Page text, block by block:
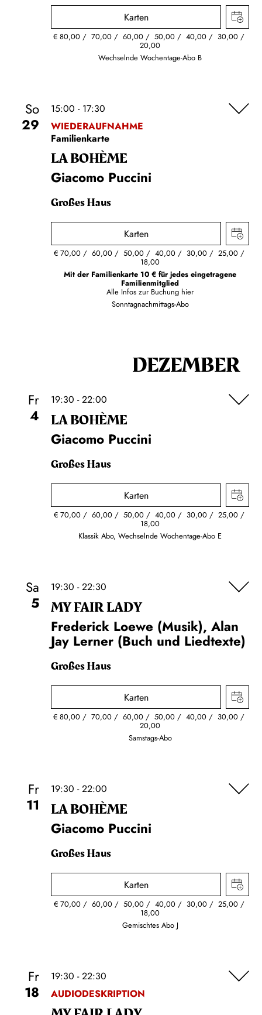
Karten
€80,00 70,00 60,00 50,00 40,00 30,00
20,00
Wechselnde Wochentage-Abo B
So
29
15:00 - 17:30
WIEDERAUFNAHME
Familienkarte
LA BOHÈME
Giacomo Puccini
Großes Haus
Karten
€ 70,00 60,00 50,00 40,00 30,00 25,00
18,00
Mit der Familienkarte 10 € für jedes eingetragene
Familienmitglied
Alle Infos zur Buchung hier
Sonntagnachmittags-Abo
DEZEMBER
Fr
4
19:30 - 22:00
LA BOHÈME
Giacomo Puccini
Großes Haus
Karten
€ 70,00 60,00 50,00 40,00 30,00 25,00
18,00
Klassik Abo, Wechselnde Wochentage-Abo E
Sa
5
19:30 - 22:30
MY FAIR LADY
Frederick Loewe (Musik), Alan
Jay Lerner (Buch und Liedtexte)
Großes Haus
Karten
€80,00 70,00 60,00 50,00 40,00 30,00
20,00
Samstags-Abo
Fr
11
19:30 - 22:00
LA BOHÈME
Giacomo Puccini
Großes Haus
Karten
€ 70,00 60,00 50,00 40,00 30,00 25,00
18,00
Gemischtes Abo J
Fr
18
19:30 - 22:30
AUDIODESKRIPTION